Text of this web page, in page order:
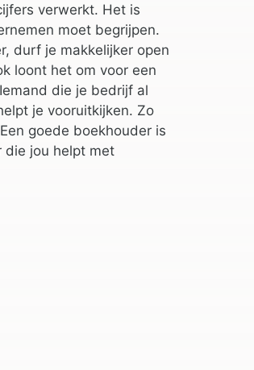
verwerkt. Het is
moet begrijpen.
durf je makkelijker open
loont het om voor een
die je bedrijf al
je vooruitkijken. Zo
goede boekhouder is
die jou helpt met